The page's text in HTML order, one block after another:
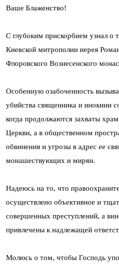
Ваше Блаженство!
С глубоким прискорбием узнал о
Киевской митрополии иерея
Флоровского Вознесенского
Особенную озабоченность
убийства священника и инокини
когда продолжаются захваты
Церкви, а в общественном
обвинения и угрозы в адрес ее
монашествующих и мирян.
Надеюсь на то, что
осуществлено объективное и
совершенных преступлений, а
привлечены к надлежащей
Молюсь о том, чтобы Господь